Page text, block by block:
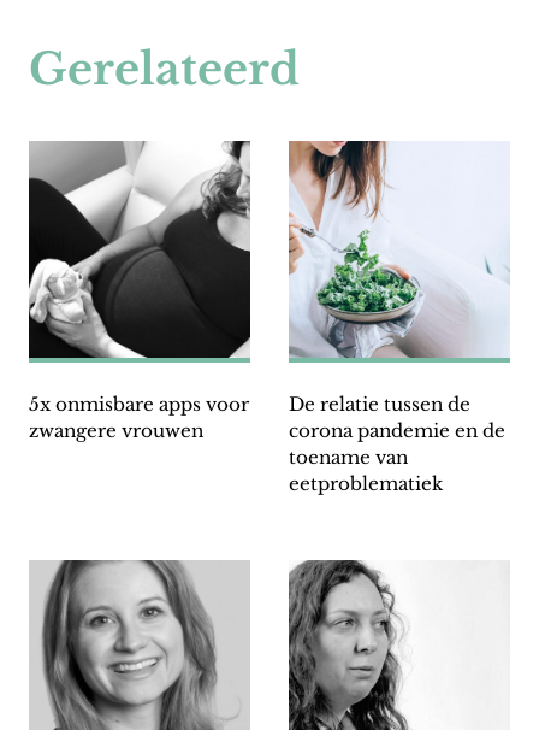
Gerelateerd
5x onmisbare apps voor
zwangere vrouwen
De relatie tussen de
corona pandemie en de
toename van
eetproblematiek